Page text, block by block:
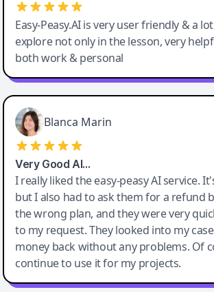
Easy-Peasy.AI is very user friendly & a
explore not only in the lesson, very
both work & personal
Blanca Marin
Very Good AI…
I really liked the easy-peasy AI service.
but I also had to ask them for a refund
the wrong plan, and they were very
to my request. They looked into my
money back without any problems. Of
continue to use it for my projects.